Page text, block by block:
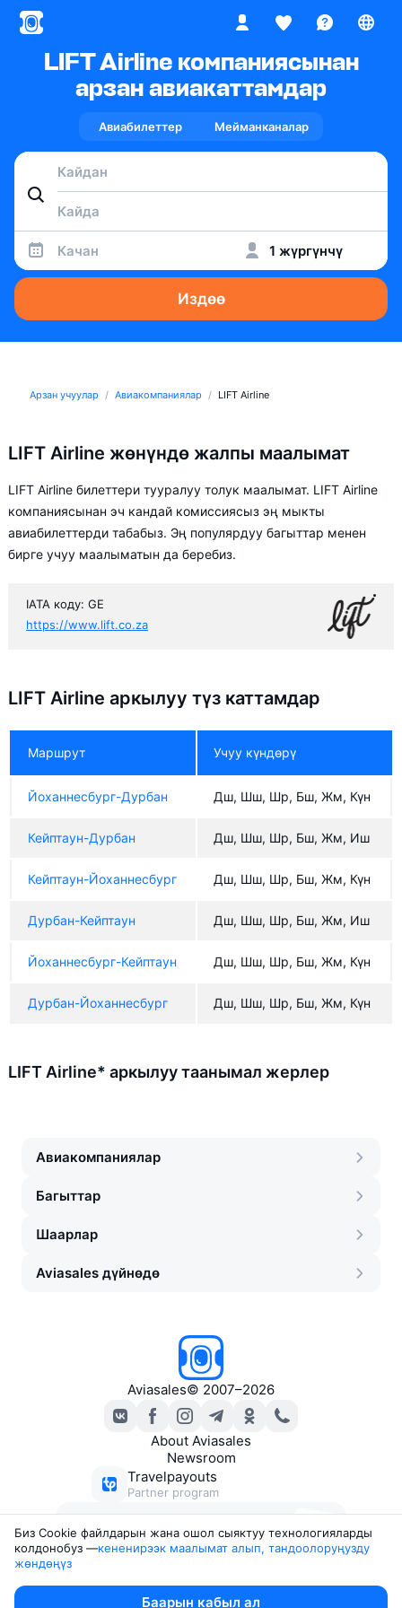
LIFT Airline компаниясынан
арзан авиакаттамдар
Авиабилеттер Мейманканалар
Качан 1 жүргүнчү
Издөө
Арзан учуулар Авиакомпаниялар LIFT Airline
LIFT Airline жөнүндө жалпы маалымат
LIFT Airline билеттери тууралуу толук маалымат. LIFT Airline
компаниясынан эч кандай комиссиясыз эң мыкты
авиабилеттерди табабыз. Эң популярдуу багыттар менен
бирге учуу маалыматын да беребиз.
IATA коду: GE
https://www.lift.co.za
LIFT Airline аркылуу түз каттамдар
Маршрут Учуу күндөрү
Йоханнесбург-Дурбан Дш, Шш, Шр, Бш, Жм, Күн
Кейптаун-Дурбан Дш, Шш, Шр, Бш, Жм, Иш
Кейптаун-Йоханнесбург Дш, Шш, Шр, Бш, Жм, Күн
Дурбан-Кейптаун Дш, Шш, Шр, Бш, Жм, Иш
Йоханнесбург-Кейптаун Дш, Шш, Шр, Бш, Жм, Күн
Дурбан-Йоханнесбург Дш, Шш, Шр, Бш, Жм, Күн
LIFT Airline* аркылуу таанымал жерлер
Авиакомпаниялар
Багыттар
Шаарлар
Aviasales дүйнөдө
Aviasales© 2007–2026
About Aviasales
Newsroom
Travelpayouts
Partner program
боюнча каттар
Legal documents
Биз Сookie файлдарын жана ошол сыяктуу технологияларды
колдонобуз —кененирээк маалымат алып, тандоолоруңузду
жөндөңүз
Баарын кабыл ал